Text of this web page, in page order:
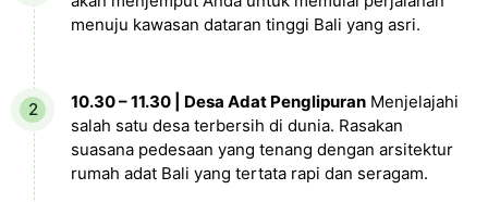
menuju kawasan dataran tinggi Bali yang asri.
10.30 – 11.30 | Desa Adat Penglipuran Menjelajahi
salah satu desa terbersih di dunia. Rasakan
suasana pedesaan yang tenang dengan arsitektur
rumah adat Bali yang tertata rapi dan seragam.